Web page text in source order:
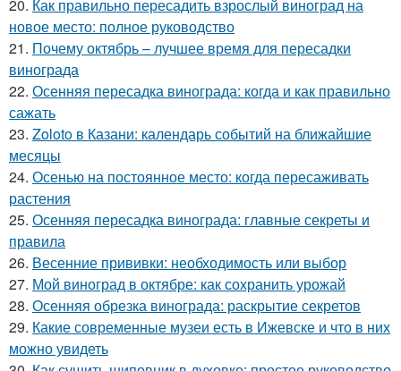
20. Как правильно пересадить взрослый виноград на
новое место: полное руководство
21. Почему октябрь – лучшее время для пересадки
винограда
22. Осенняя пересадка винограда: когда и как правильно
сажать
23. Zoloto в Казани: календарь событий на ближайшие
месяцы
24. Осенью на постоянное место: когда пересаживать
растения
25. Осенняя пересадка винограда: главные секреты и
правила
26. Весенние прививки: необходимость или выбор
27. Мой виноград в октябре: как сохранить урожай
28. Осенняя обрезка винограда: раскрытие секретов
29. Какие современные музеи есть в Ижевске и что в них
можно увидеть